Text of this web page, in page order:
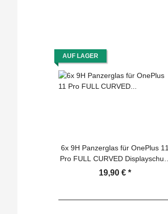
AUF LAGER
6x 9H Panzerglas für OnePlus 11
Pro FULL CURVED Displayschutz
Schutzglas Panzerfolie Schutzfolie
Glasfolie
19,90 € *